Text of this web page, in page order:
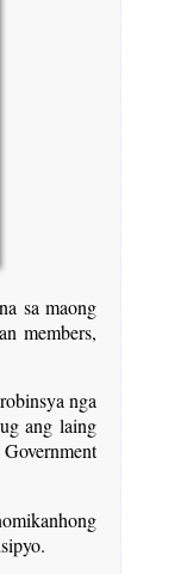
sa maong
members,
nga
ang laing